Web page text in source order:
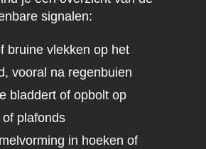
signalen:
bruine vlekken op het
vooral na regenbuien
bladdert of opbolt op
of plafonds
in hoeken of